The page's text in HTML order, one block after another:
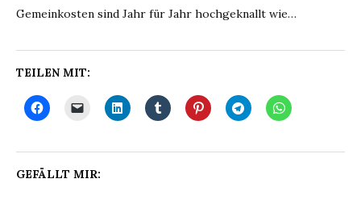
Gemeinkosten sind Jahr für Jahr hochgeknallt wie…
TEILEN MIT:
GEFÄLLT MIR: